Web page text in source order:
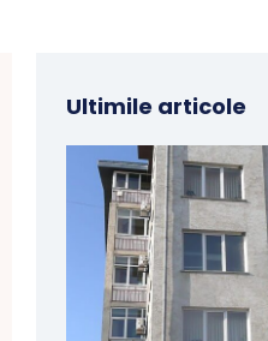
Ultimile articole